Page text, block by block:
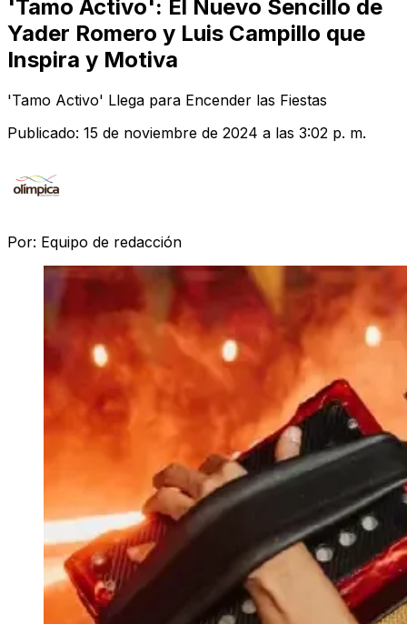
'Tamo Activo': El Nuevo Sencillo de
Yader Romero y Luis Campillo que
Inspira y Motiva
'Tamo Activo' Llega para Encender las Fiestas
Publicado: 15 de noviembre de 2024 a las 3:02 p. m.
Por: Equipo de redacción